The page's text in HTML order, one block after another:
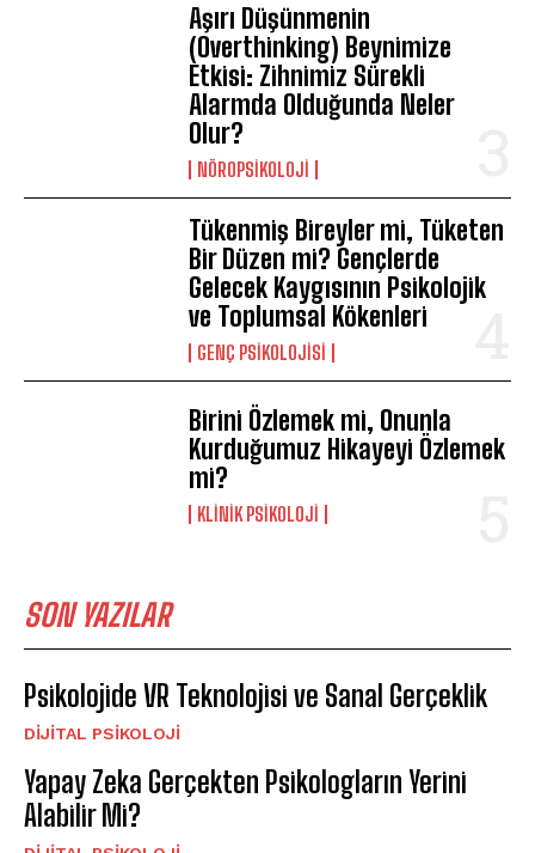
Aşırı Düşünmenin
(Overthinking) Beynimize
Etkisi: Zihnimiz Sürekli
Alarmda Olduğunda Neler
Olur?
NÖROPSIKOLOJI
Tükenmiş Bireyler mi, Tüketen
Bir Düzen mi? Gençlerde
Gelecek Kaygısının Psikolojik
ve Toplumsal Kökenleri
GENÇ PSIKOLOJISI
Birini Özlemek mi, Onunla
Kurduğumuz Hikayeyi Özlemek
mi?
KLINIK PSIKOLOJI
SON YAZILAR
Psikolojide VR Teknolojisi ve Sanal Gerçeklik
DIJITAL PSIKOLOJI
Yapay Zeka Gerçekten Psikologların Yerini
Alabilir Mi?